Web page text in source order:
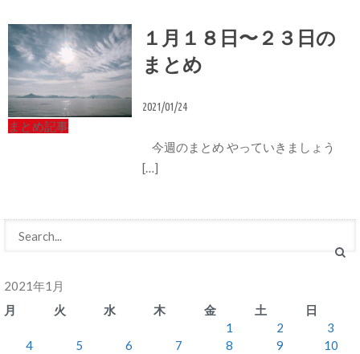
まとめ記事
１月１８日〜２３日の
まとめ
2021/01/24
今週のまとめ やっていきましょう
[…]
2021年1月
月
火 水 木 金 土
日
1
2
3
4
5 6 7 8 9
10